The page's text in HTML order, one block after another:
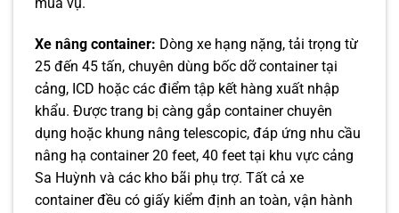
mùa vụ.
Xe nâng container: Dòng xe hạng nặng, tải trọng từ
25 đến 45 tấn, chuyên dùng bốc dỡ container tại
cảng, ICD hoặc các điểm tập kết hàng xuất nhập
khẩu. Được trang bị càng gắp container chuyên
dụng hoặc khung nâng telescopic, đáp ứng nhu cầu
nâng hạ container 20 feet, 40 feet tại khu vực cảng
Sa Huỳnh và các kho bãi phụ trợ. Tất cả xe
container đều có giấy kiểm định an toàn, vận hành